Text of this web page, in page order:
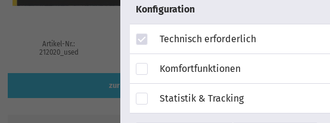
Konfiguration
Technisch erforderlich
Komfortfunktionen
Statistik & Tracking
zur Artikelbeschreibung
Artikel-Nr.:
212020_used
EAN
8806095475172
Hersteller-Nr.
HW-S710GD/ZG